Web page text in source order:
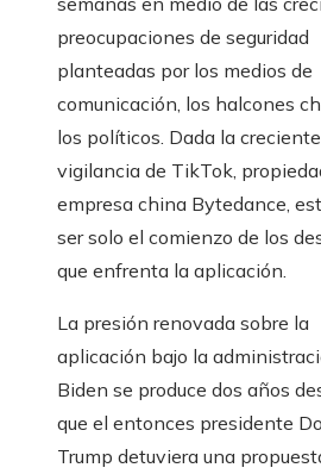
preocupaciones de seguridad
planteadas por los medios de
comunicación, los halcones
los políticos. Dada la creciente
vigilancia de TikTok,
empresa china Bytedance,
ser solo el comienzo de los
que enfrenta la aplicación.
La presión renovada sobre la
aplicación bajo la
Biden se produce dos años
que el entonces presidente
Trump detuviera una